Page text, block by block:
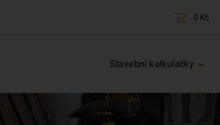
0 Kč
Stavební kalkulačky